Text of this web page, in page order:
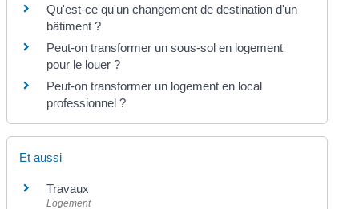
Qu'est-ce qu'un changement de destination d'un
bâtiment ?
Peut-on transformer un sous-sol en logement
pour le louer ?
Peut-on transformer un logement en local
professionnel ?
Et aussi
Travaux
Logement